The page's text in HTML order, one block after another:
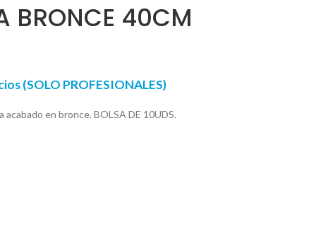
BRONCE 40CM
(SOLO PROFESIONALES)
acabado en bronce. BOLSA DE 10UDS.